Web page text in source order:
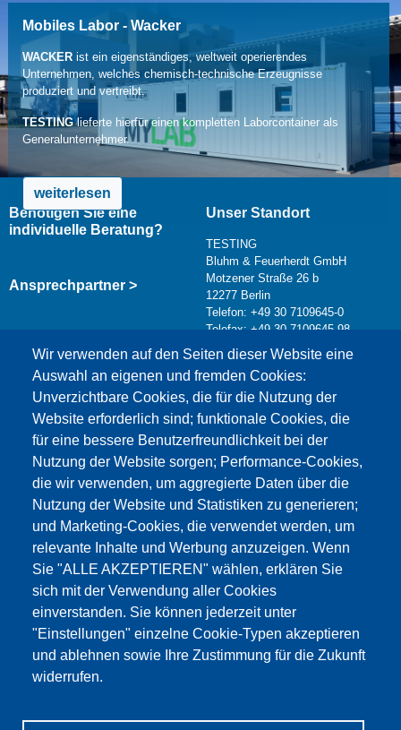
Mobiles Labor - Wacker
WACKERist ein eigenständiges, weltweit operierendes
Unternehmen, welches chemisch-technische Erzeugnisse
produziert und vertreibt.
TESTINGlieferte hierfür einen kompletten Laborcontainer als
Generalunternehmer.
weiterlesen
Wir verwenden auf den Seiten dieser Website eine
Auswahl an eigenen und fremden Cookies:
Unverzichtbare Cookies, die für die Nutzung der
Website erforderlich sind; funktionale Cookies, die
für eine bessere Benutzerfreundlichkeit bei der
Nutzung der Website sorgen; Performance-Cookies,
die wir verwenden, um aggregierte Daten über die
Nutzung der Website und Statistiken zu generieren;
und Marketing-Cookies, die verwendet werden, um
relevante Inhalte und Werbung anzuzeigen. Wenn
Sie "ALLE AKZEPTIEREN" wählen, erklären Sie
sich mit der Verwendung aller Cookies
einverstanden. Sie können jederzeit unter
"Einstellungen" einzelne Cookie-Typen akzeptieren
und ablehnen sowie Ihre Zustimmung für die Zukunft
widerrufen.
Benötigen Sie eine
individuelle Beratung?
Ansprechpartner >
Unser Standort
TESTING
Bluhm & Feuerherdt GmbH
Motzener Straße 26 b
12277 Berlin
Telefon: +49 30 7109645-0
Telefax: +49 30 7109645-98
info@testing.de
Dieser Inhalt ist blockiert, da die Google Maps
Cookies nicht akzeptiert wurden.
NUR DIE GOOGLE MAPS COOKIES
AKZEPTIEREN.
Alle Cookies akzeptieren